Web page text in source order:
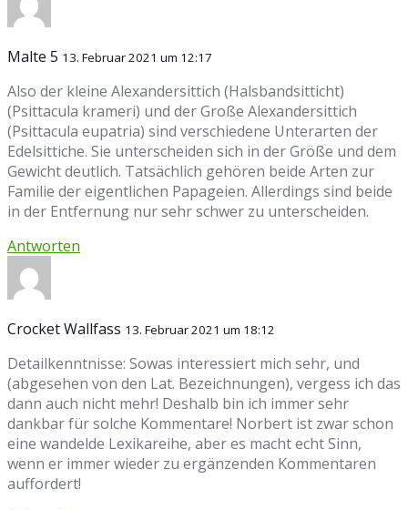
Malte 5 13. Februar 2021 um 12:17
Also der kleine Alexandersittich (Halsbandsitticht)
(Psittacula krameri) und der Große Alexandersittich
(Psittacula eupatria) sind verschiedene Unterarten der
Edelsittiche. Sie unterscheiden sich in der Größe und dem
Gewicht deutlich. Tatsächlich gehören beide Arten zur
Familie der eigentlichen Papageien. Allerdings sind beide
in der Entfernung nur sehr schwer zu unterscheiden.
Antworten
Crocket Wallfass 13. Februar 2021 um 18:12
Detailkenntnisse: Sowas interessiert mich sehr, und
(abgesehen von den Lat. Bezeichnungen), vergess ich das
dann auch nicht mehr! Deshalb bin ich immer sehr
dankbar für solche Kommentare! Norbert ist zwar schon
eine wandelde Lexikareihe, aber es macht echt Sinn,
wenn er immer wieder zu ergänzenden Kommentaren
auffordert!